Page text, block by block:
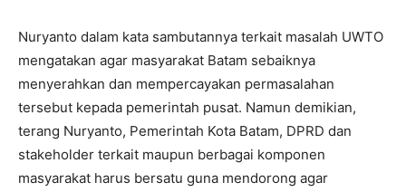
Nuryanto dalam kata sambutannya terkait masalah UWTO
mengatakan agar masyarakat Batam sebaiknya
menyerahkan dan mempercayakan permasalahan
tersebut kepada pemerintah pusat. Namun demikian,
terang Nuryanto, Pemerintah Kota Batam, DPRD dan
stakeholder terkait maupun berbagai komponen
masyarakat harus bersatu guna mendorong agar